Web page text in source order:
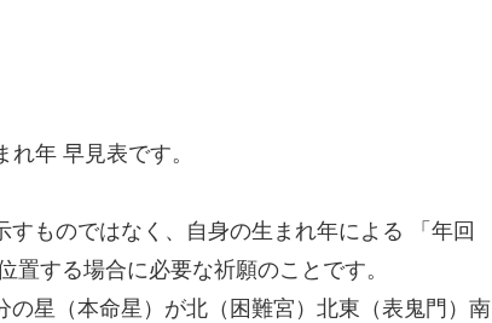
れ年 早見表です。
ものではなく、自身の生まれ年による 「年回
置する場合に必要な祈願のことです。
の星（本命星）が北（困難宮）北東（表鬼門）南